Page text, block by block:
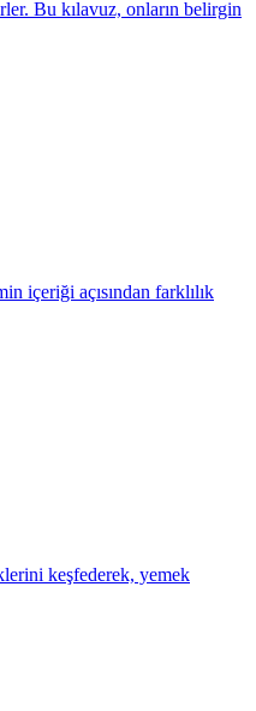
Bu kılavuz, onların belirgin
içeriği açısından farklılık
keşfederek, yemek